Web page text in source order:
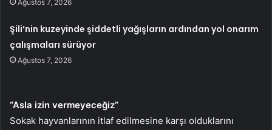
Ağustos 7, 2026
Şili’nin kuzeyinde şiddetli yağışların ardından yol onarım
çalışmaları sürüyor
Ağustos 7, 2026
“Asla izin vermeyeceğiz”
Sokak hayvanlarının itlaf edilmesine karşı olduklarını